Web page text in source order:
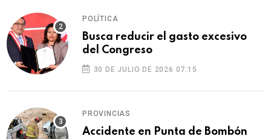
POLÍTICA
Busca reducir el gasto excesivo
del Congreso
30 DE JULIO DE 2026 07:15
PROVINCIAS
Accidente en Punta de Bombón